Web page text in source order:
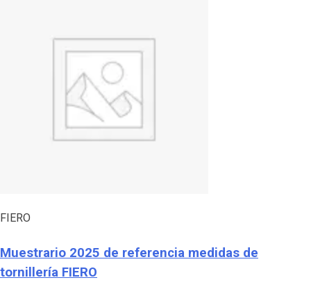
FIERO
Muestrario 2025 de referencia medidas de
tornillería FIERO